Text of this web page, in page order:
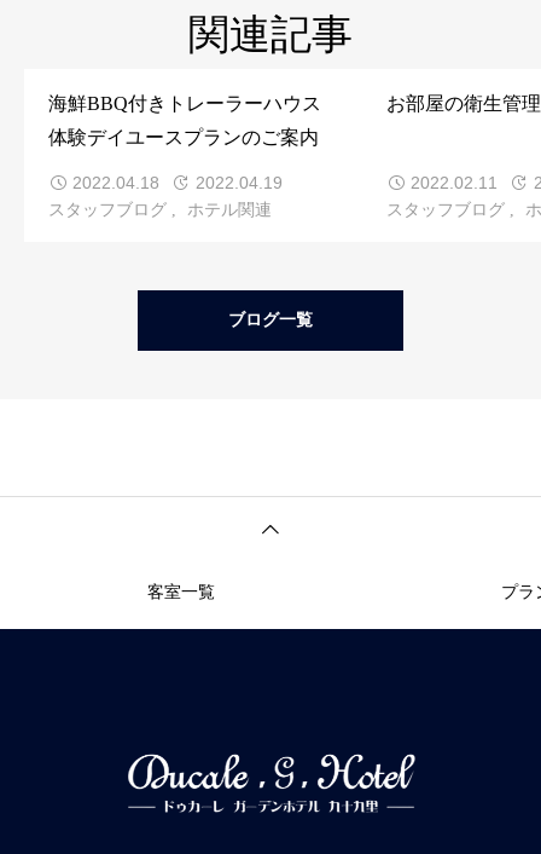
関連記事
海鮮BBQ付きトレーラーハウス
体験デイユースプランのご案内
2022.04.18 2022.04.19
スタッフブログ ホテル関連
お部屋の衛生管
2022.02.11
スタッフブログ
ブログ一覧
客室一覧 プラ